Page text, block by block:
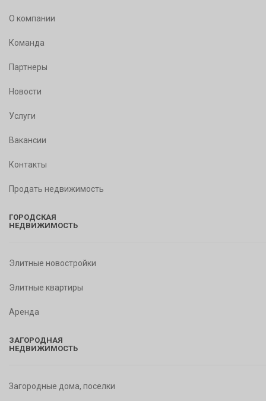
О компании
Команда
Партнеры
Новости
Услуги
Вакансии
Контакты
Продать недвижимость
ГОРОДСКАЯ
НЕДВИЖИМОСТЬ
Элитные новостройки
Элитные квартиры
Аренда
ЗАГОРОДНАЯ
НЕДВИЖИМОСТЬ
Загородные дома, поселки